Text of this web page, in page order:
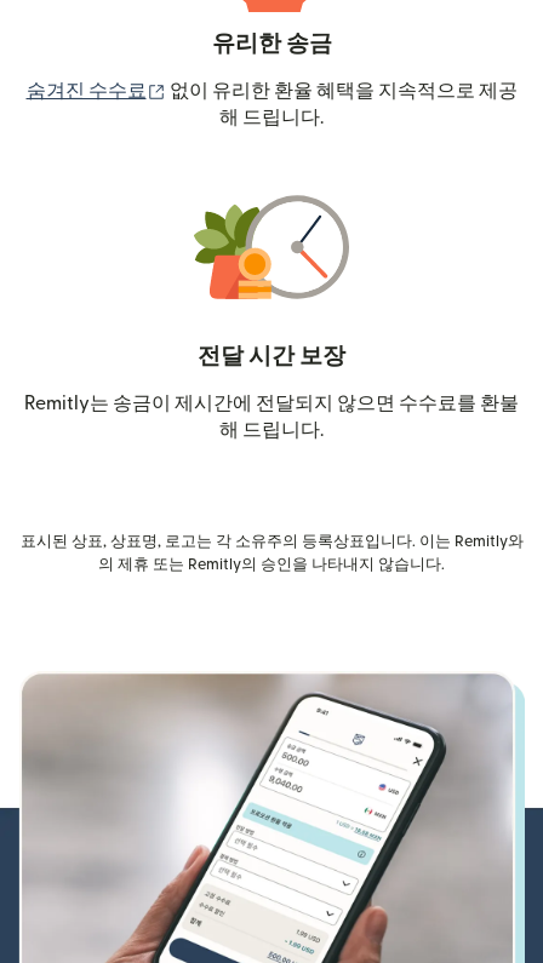
유리한 송금
숨겨진 수수료 (새 창에서 열림)
없이 유리한 환율 혜택을 지속적으로 제공
해 드립니다.
전달 시간 보장
Remitly는 송금이 제시간에 전달되지 않으면 수수료를 환불
해 드립니다.
표시된 상표, 상표명, 로고는 각 소유주의 등록상표입니다. 이는 Remitly와
의 제휴 또는 Remitly의 승인을 나타내지 않습니다.